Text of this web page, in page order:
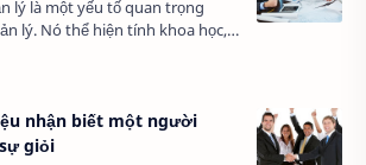
lý là một yếu tố quan trọng
lý. Nó thể hiện tính khoa học,
chí hướng và nghệ thuật chỉ
lý. Mỗi người đều có …
nhận biết một người
giỏi